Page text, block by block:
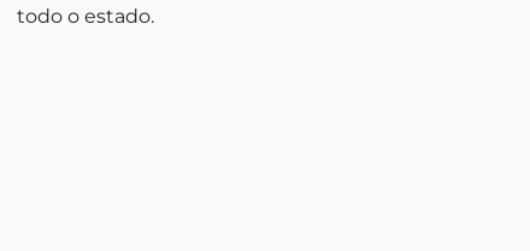
todo o estado.